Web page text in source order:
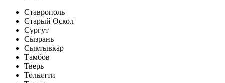
Ставрополь
Старый Оскол
Сургут
Сызрань
Сыктывкар
Тамбов
Тверь
Тольятти